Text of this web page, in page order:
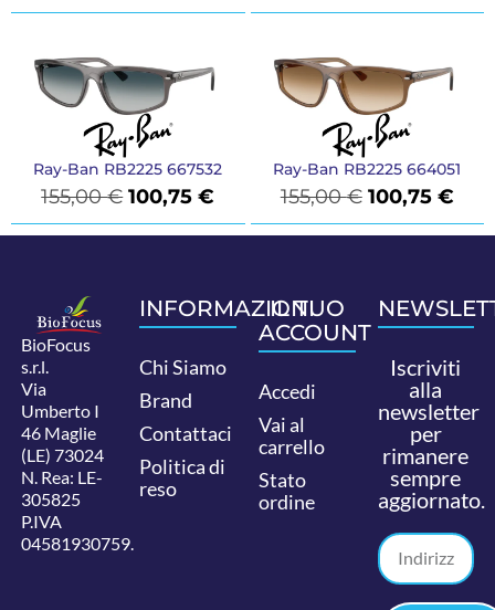
Ray-Ban RB2225 667532
155,00€ 100,75€
Ray-Ban RB2225 664051
155,00€ 100,75 €
BioFocus
s.r.l.
Via
Umberto I
46 Maglie
(LE) 73024
N. Rea: LE-
305825
P.IVA
04581930759.
INFORMAZIONI
Chi Siamo
Brand
Contattaci
Politica di
reso
IL TUO
ACCOUNT
Accedi
Vai al
carrello
Stato
ordine
Iscriviti
alla
newsletter
per
rimanere
sempre
aggiornato.